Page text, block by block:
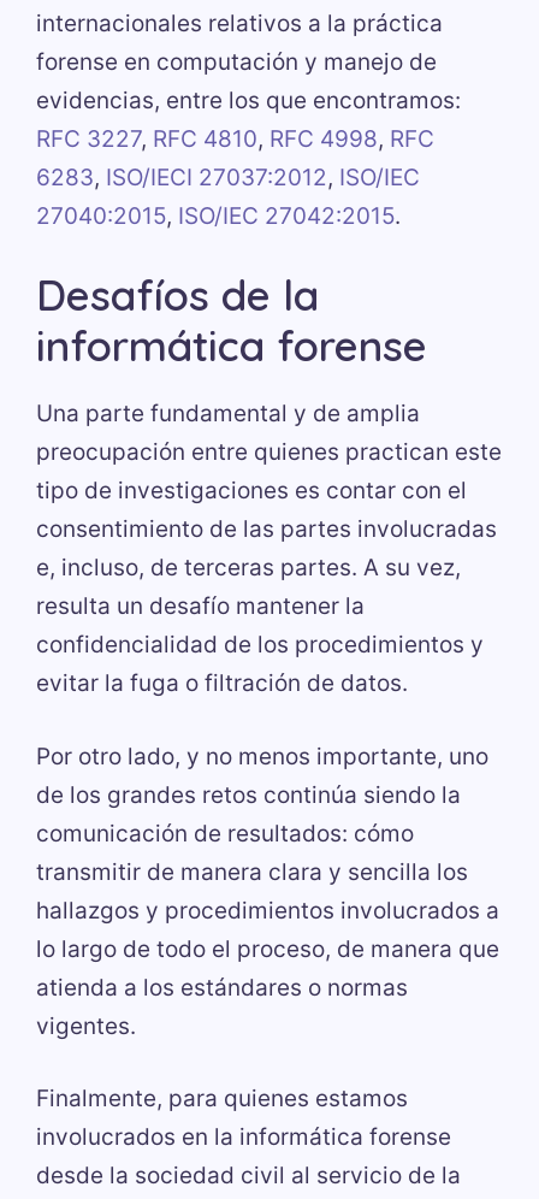
internacionales relativos a la práctica
forense en computación y manejo de
evidencias, entre los que encontramos:
RFC 3227, RFC 4810, RFC 4998, RFC
6283, ISO/IECI 27037:2012, ISO/IEC
27040:2015, ISO/IEC 27042:2015.
Desafíos de la
informática forense
Una parte fundamental y de amplia
preocupación entre quienes practican este
tipo de investigaciones es contar con el
consentimiento de las partes involucradas
e, incluso, de terceras partes. A su vez,
resulta un desafío mantener la
confidencialidad de los procedimientos y
evitar la fuga o filtración de datos.
Por otro lado, y no menos importante, uno
de los grandes retos continúa siendo la
comunicación de resultados: cómo
transmitir de manera clara y sencilla los
hallazgos y procedimientos involucrados a
lo largo de todo el proceso, de manera que
atienda a los estándares o normas
vigentes.
Finalmente, para quienes estamos
involucrados en la informática forense
desde la sociedad civil al servicio de la